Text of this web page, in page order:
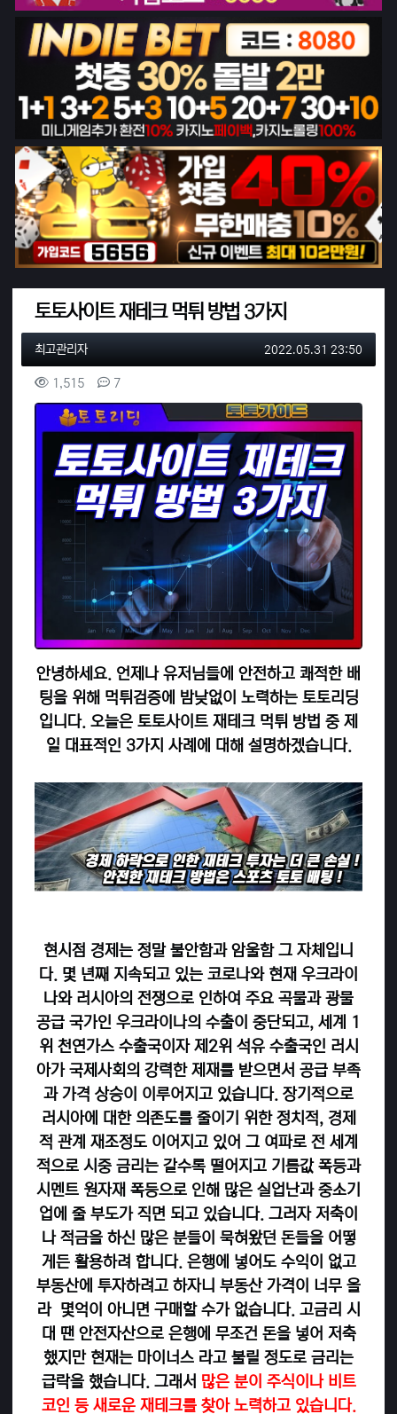
토토사이트 재테크 먹튀 방법 3가지
작성자 정보
최고관리자작성 작성일
2022.05.31 23:50
컨텐츠 정보
1,515조회 7댓글
본문
안녕하세요. 언제나 유저님들에 안전하고 쾌적한 배
팅을 위해 먹튀검증에 밤낮없이 노력하는 토토리딩
입니다. 오늘은 토토사이트 재테크 먹튀 방법 중 제
일 대표적인 3가지 사례에 대해 설명하겠습니다.
현시점 경제는 정말 불안함과 암울함 그 자체입니
다. 몇 년째 지속되고 있는 코로나와 현재 우크라이
나와 러시아의 전쟁으로 인하여 주요 곡물과 광물
공급 국가인 우크라이나의 수출이 중단되고, 세계 1
위 천연가스 수출국이자 제2위 석유 수출국인 러시
아가 국제사회의 강력한 제재를 받으면서 공급 부족
과 가격 상승이 이루어지고 있습니다. 장기적으로
러시아에 대한 의존도를 줄이기 위한 정치적, 경제
적 관계 재조정도 이어지고 있어 그 여파로 전 세계
적으로 시중 금리는 갈수록 떨어지고 기름값 폭등과
시멘트 원자재 폭등으로 인해 많은 실업난과 중소기
업에 줄 부도가 직면 되고 있습니다. 그러자 저축이
나 적금을 하신 많은 분들이 묵혀왔던 돈들을 어떻
게든 활용하려 합니다. 은행에 넣어도 수익이 없고
부동산에 투자하려고 하자니 부동산 가격이 너무 올
라 몇억이 아니면 구매할 수가 없습니다. 고금리 시
대 땐 안전자산으로 은행에 무조건 돈을 넣어 저축
했지만 현재는 마이너스 라고 불릴 정도로 금리는
급락을 했습니다. 그래서 많은 분이 주식이나 비트
코인 등 새로운 재테크를 찾아 노력하고 있습니다.